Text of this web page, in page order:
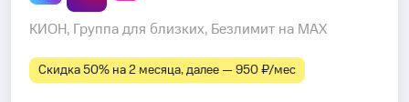
КИОН, Группа для близких, Безлимит на MAX
Скидка 50% на 2 месяца, далее — 950 ₽⁠/⁠мес